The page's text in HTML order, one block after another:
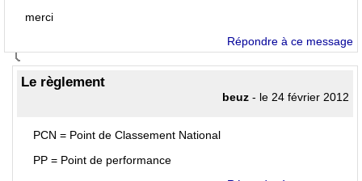
merci
Répondre à ce message
Le règlement
beuz - le 24 février 2012
PCN = Point de Classement National
PP = Point de performance